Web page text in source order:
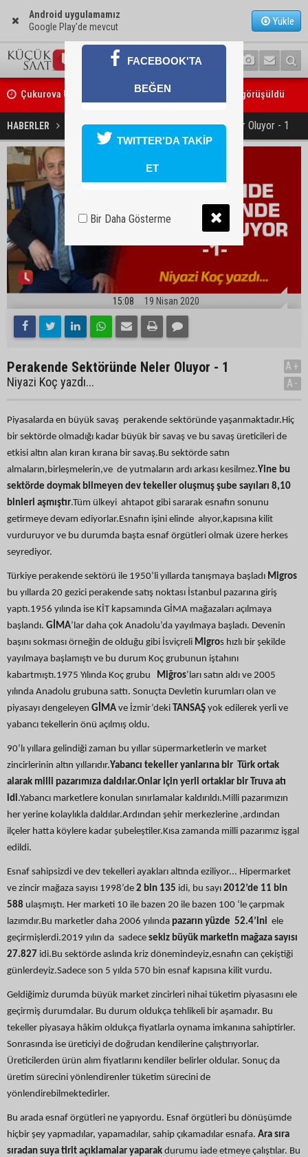
Android uygulamamız
Google Play'de mevcut
Yükle
Çukurova Üniversitesi’nde Ar-Ge ve sanayi iş birliği görüşüldü
Seyhan’da gıda işletmelerine sıkı denetim
HABERLER EKONOMİ Perakende Sektöründe Neler Oluyor - 1
15:08 19 Nisan 2020
Perakende Sektöründe Neler Oluyor - 1
Niyazi Koç yazdı...
A+
A-
Piyasalarda en büyük savaş perakende sektöründe yaşanmaktadır.Hiç
bir sektörde olmadığı kadar büyük bir savaş ve bu savaş üreticileri de
etkisi altın alan kıran kırana bir savaş.Bu sektörde satın
almaların,birleşmelerin,ve de yutmaların ardı arkası kesilmez.Yine bu
sektörde doymak bilmeyen dev tekeller oluşmuş şube sayıları 8,10
binleri aşmıştır.Tüm ülkeyi ahtapot gibi sararak esnafın sonunu
getirmeye devam ediyorlar.Esnafın işini elinde alıyor,kapısına kilit
vurduruyor ve bu durumda başta esnaf örgütleri olmak üzere herkes
seyrediyor.
Türkiye perakende sektörü ile 1950’li yıllarda tanışmaya başladı Migros
bu yıllarda 20 gezici perakende satış noktası İstanbul pazarına giriş
yaptı.1956 yılında ise KİT kapsamında GİMA mağazaları açılmaya
başlandı. GİMA’lar daha çok Anadolu’da yayılmaya başladı. Devenin
başını sokması örneğin de olduğu gibi İsviçreli Migros hızlı bir şekilde
yayılmaya başlamıştı ve bu durum Koç grubunun iştahını
kabartmıştı.1975 Yılında Koç grubu Miğros’ları satın aldı ve 2005
yılında Anadolu grubuna sattı. Sonuçta Devletin kurumları olan ve
piyasayı dengeleyen GİMA ve İzmir’deki TANSAŞ yok edilerek yerli ve
yabancı tekellerin önü açılmış oldu.
90’lı yıllara gelindiği zaman bu yıllar süpermarketlerin ve market
zincirlerinin altın yıllarıdır.Yabancı tekeller yanlarına bir Türk ortak
alarak milli pazarımıza daldılar.Onlar için yerli ortaklar bir Truva atı
idi.Yabancı marketlere konulan sınırlamalar kaldırıldı.Milli pazarımızın
her yerine kolaylıkla daldılar.Ardından şehir merkezlerine ,ardından
ilçeler hatta köylere kadar şubeleştiler.Kısa zamanda milli pazarımız işgal
edildi.
Esnaf sahipsizdi ve dev tekelleri ayakları altında eziliyor... Hipermarket
ve zincir mağaza sayısı 1998’de 2 bin 135 idi, bu sayı 2012’de 11 bin
588 ulaşmıştı. Her marketi 10 ile bazen 20 ile bazen 100 ‘le çarpmak
lazımdır.Bu marketler daha 2006 yılında pazarın yüzde 52.4’ini ele
geçirmişlerdi.2019 yılın da sadece sekiz büyük marketin mağaza sayısı
27.827 idi.Bu sektörde aslında kriz dönemindeyiz,esnafın can çekiştiği
günlerdeyiz.Sadece son 5 yılda 570 bin esnaf kapısına kilit vurdu.
Geldiğimiz durumda büyük market zincirleri nihai tüketim piyasasını ele
geçirmiş durumdalar. Bu durum oldukça tehlikeli bir aşamadır. Bu
tekeller piyasaya hâkim oldukça fiyatlarla oynama imkanına sahiptirler.
Sonrasında ise üreticiyi de doğrudan kendilerine çalıştırıyorlar.
Üreticilerden ürün alım fiyatlarını kendiler belirler oldular. Sonuç da
üretim sürecini yönlendirenler tüketim sürecini de
yönlendirebilmektedirler.
Bu arada esnaf örgütleri ne yapıyordu. Esnaf örgütleri bu dönüşümde
hiçbir şey yapmadılar, yapamadılar, sahip çıkamadılar esnafa. Ara sıra
sıradan suya tirit açıklamalar yaparak durumu iade etmeye çalıştılar. Bu
FACEBOOK'TA
BEĞEN
TWITTER'DA TAKİP
ET
Bir Daha Gösterme